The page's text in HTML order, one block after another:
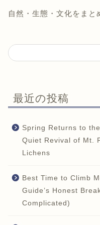
自然・生態・文化をまと
最近の投稿
Spring Returns to
Quiet Revival of Mt.
Lichens
Best Time to Climb
Guide’s Honest
Complicated)